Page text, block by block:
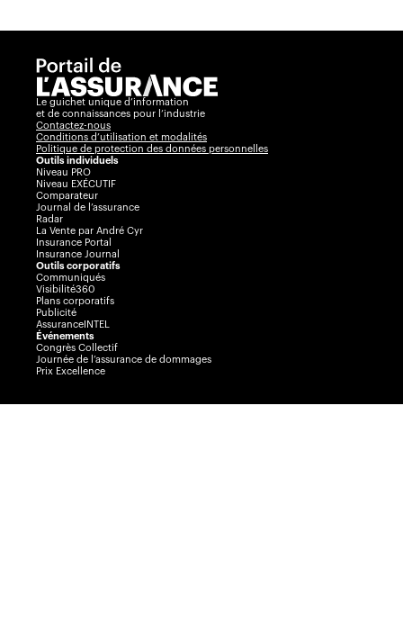
Le guichet unique d’information
et de connaissances pour l’industrie
Contactez-nous
Conditions d’utilisation et modalités
Politique de protection des données personnelles
Outils individuels
Niveau PRO
Niveau EXÉCUTIF
Comparateur
Journal de l’assurance
Radar
La Vente par André Cyr
Insurance Portal
Insurance Journal
Outils corporatifs
Communiqués
Visibilité360
Plans corporatifs
Publicité
AssuranceINTEL
Événements
Congrès Collectif
Journée de l’assurance de dommages
Prix Excellence